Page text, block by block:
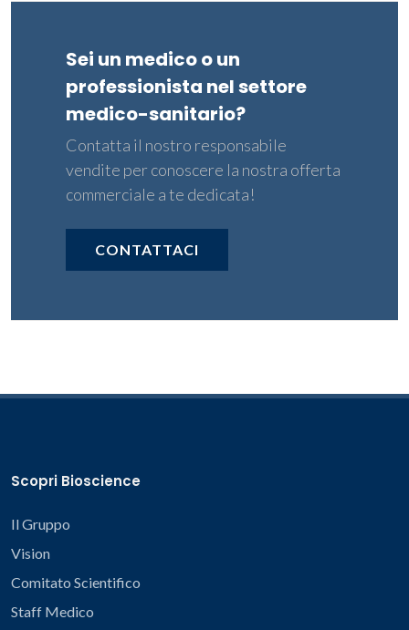
Sei un medico o un
professionista nel settore
medico-sanitario?
Contatta il nostro responsabile
vendite per conoscere la nostra offerta
commerciale a te dedicata!
CONTATTACI
Scopri Bioscience
Il Gruppo
Vision
Comitato Scientifico
Staff Medico